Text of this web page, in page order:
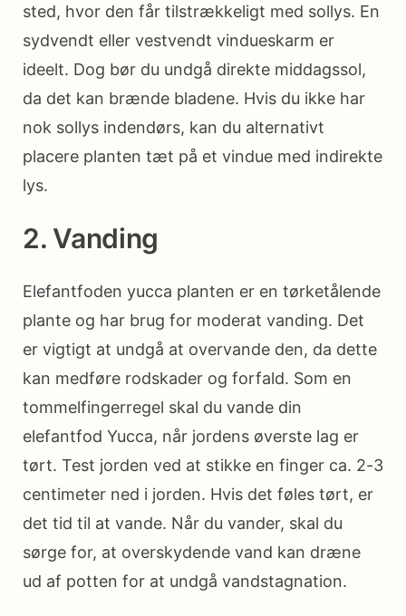
sted, hvor den får tilstrækkeligt med sollys. En
sydvendt eller vestvendt vindueskarm er
ideelt. Dog bør du undgå direkte middagssol,
da det kan brænde bladene. Hvis du ikke har
nok sollys indendørs, kan du alternativt
placere planten tæt på et vindue med indirekte
lys.
2. Vanding
Elefantfoden yucca planten er en tørketålende
plante og har brug for moderat vanding. Det
er vigtigt at undgå at overvande den, da dette
kan medføre rodskader og forfald. Som en
tommelfingerregel skal du vande din
elefantfod Yucca, når jordens øverste lag er
tørt. Test jorden ved at stikke en finger ca. 2-3
centimeter ned i jorden. Hvis det føles tørt, er
det tid til at vande. Når du vander, skal du
sørge for, at overskydende vand kan dræne
ud af potten for at undgå vandstagnation.